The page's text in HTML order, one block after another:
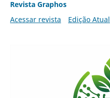
Revista Graphos
Acessar revista
Edição Atual